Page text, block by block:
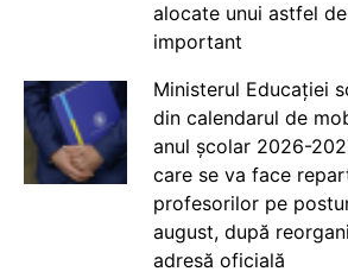
alocate unui astfel
important
Ministerul Educației
din calendarul de
anul școlar 2026-
care se va face
profesorilor pe
august, după
adresă oficială